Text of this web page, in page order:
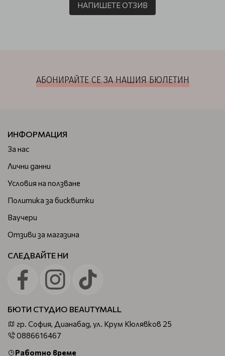
НАПИШЕТЕ ОТЗИВ
АБОНИРАЙТЕ СЕ ЗА НАШИЯ БЮЛЕТИН
ИНФОРМАЦИЯ
За нас
Лични данни
Условия на ползване
Политика за бисквитки
Ваучери
Отзиви за магазина
СЛЕДВАЙТЕ НИ
БЮТИ СТУДИО BEAUTYMALL
гр. София, Дианабад, ул. Крум Кюлявков 25
0886616467
Работно време